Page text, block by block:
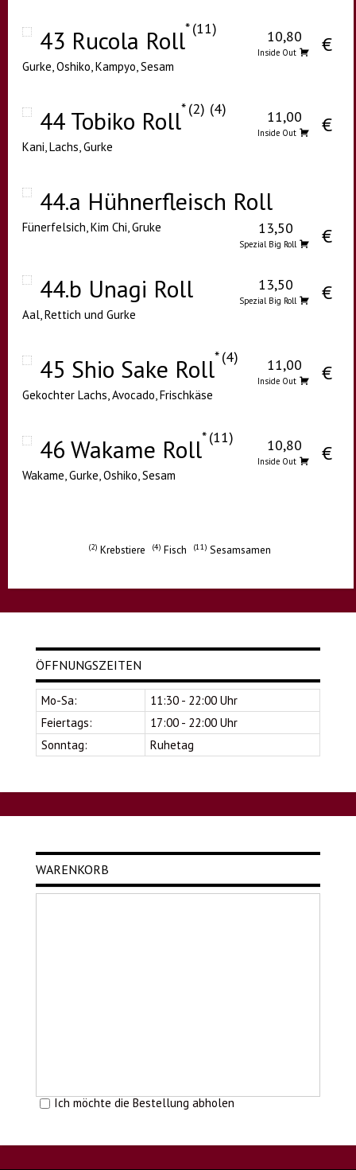
43 Rucola Roll 11 10,80
Inside Out €
Gurke, Oshiko, Kampyo, Sesam
44 Tobiko Roll 2 4 11,00
Inside Out €
Kani, Lachs, Gurke
44.a Hühnerfleisch Roll
13,50
Spezial Big Roll €
Fünerfelsich, Kim Chi, Gruke
44.b Unagi Roll 13,50
Spezial Big Roll €
Aal, Rettich und Gurke
45 Shio Sake Roll 4 11,00
Inside Out €
Gekochter Lachs, Avocado, Frischkäse
46 Wakame Roll 11 10,80
Inside Out €
Wakame, Gurke, Oshiko, Sesam
2 Krebstiere 4 Fisch 11 Sesamsamen
ÖFFNUNGSZEITEN
Mo-Sa:
11:30 - 22:00 Uhr
Feiertags:
17:00 - 22:00 Uhr
Sonntag:
Ruhetag
WARENKORB
Ich möchte die Bestellung abholen